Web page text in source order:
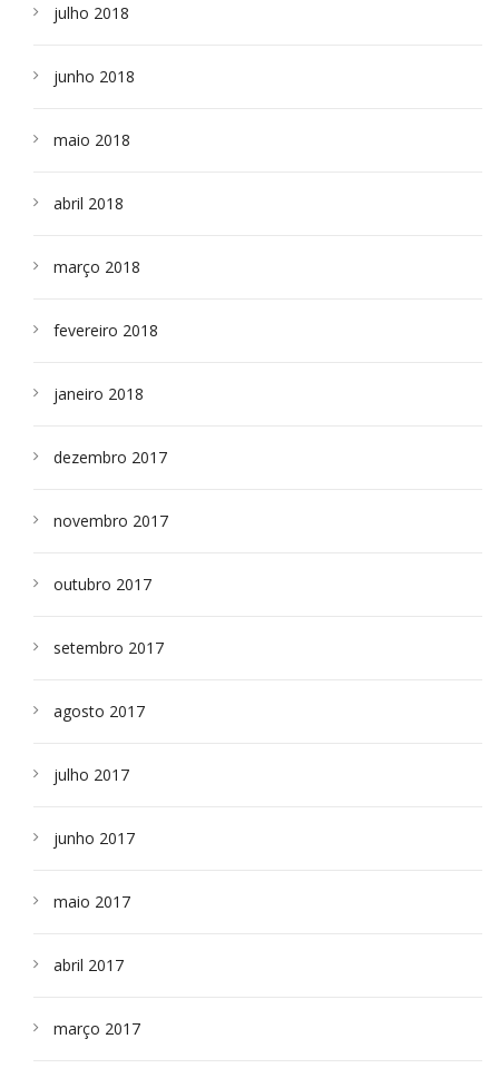
julho 2018
junho 2018
maio 2018
abril 2018
março 2018
fevereiro 2018
janeiro 2018
dezembro 2017
novembro 2017
outubro 2017
setembro 2017
agosto 2017
julho 2017
junho 2017
maio 2017
abril 2017
março 2017